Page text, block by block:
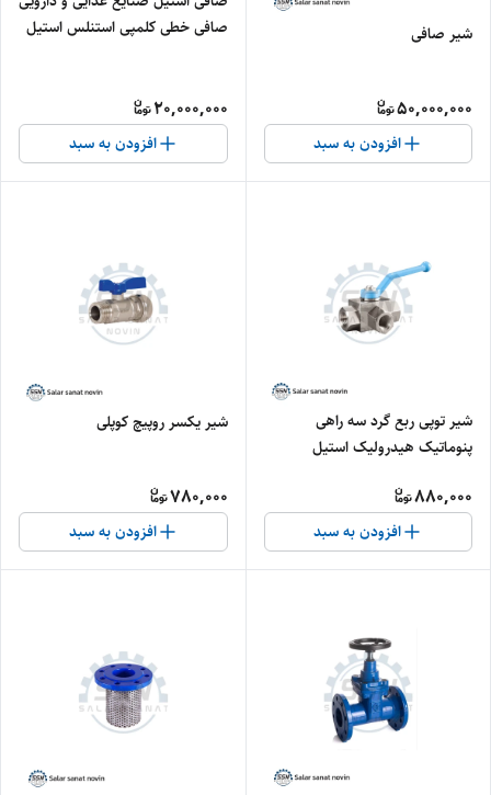
شیر صافی
50,000,000
افزودن به سبد
صافی خطی کلمپی استنلس استیل
20,000,000
افزودن به سبد
شیر توپی ربع گرد سه راهی
پنوماتیک هیدرولیک استیل
880,000
افزودن به سبد
شیر یکسر روپیچ کوپلی
780,000
افزودن به سبد